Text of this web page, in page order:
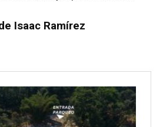
Isaac Ramírez